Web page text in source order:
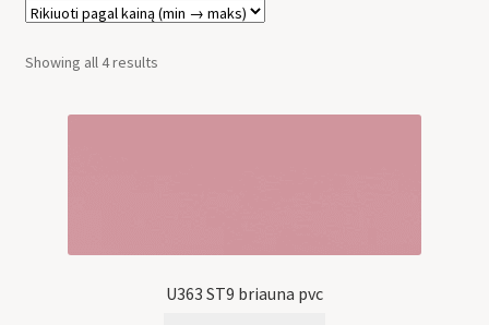
Showing all 4 results
U363 ST9 briauna pvc